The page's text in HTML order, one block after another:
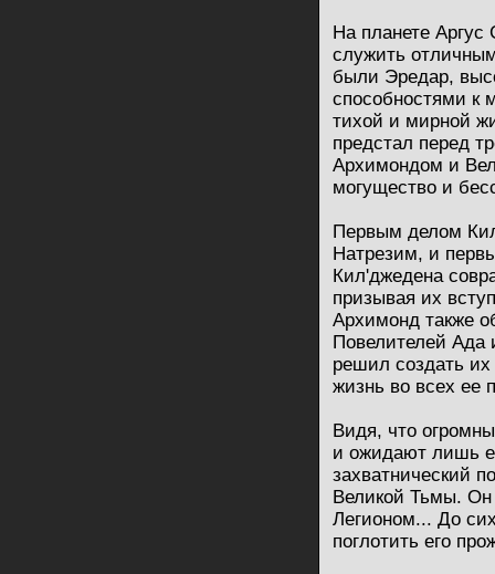
На планете Аргус
служить
были Эредар,
способностями к
тихой и мирной
предстал перед
Архимондом и
могущество и
Первым делом
Натрезим, и
Кил'джедена
призывая их
Архимонд также
Повелителей Ада
решил создать
жизнь во всех ее
Видя, что
и ожидают лишь
захватнический
Великой Тьмы.
Легионом... До
поглотить его